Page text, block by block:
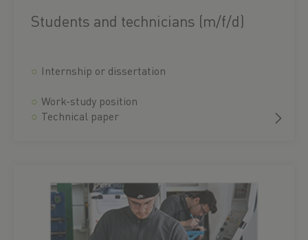
Students and technicians (m/f/d)
Internship or dissertation
Work-study position
Technical paper